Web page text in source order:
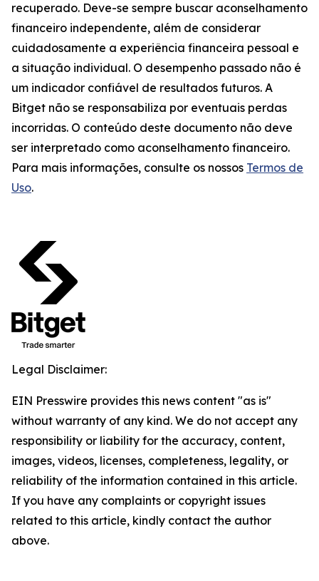
recuperado. Deve-se sempre buscar aconselhamento
financeiro independente, além de considerar
cuidadosamente a experiência financeira pessoal e
a situação individual. O desempenho passado não é
um indicador confiável de resultados futuros. A
Bitget não se responsabiliza por eventuais perdas
incorridas. O conteúdo deste documento não deve
ser interpretado como aconselhamento financeiro.
Para mais informações, consulte os nossos Termos de
Uso.
Legal Disclaimer:
EIN Presswire provides this news content "as is"
without warranty of any kind. We do not accept any
responsibility or liability for the accuracy, content,
images, videos, licenses, completeness, legality, or
reliability of the information contained in this article.
If you have any complaints or copyright issues
related to this article, kindly contact the author
above.